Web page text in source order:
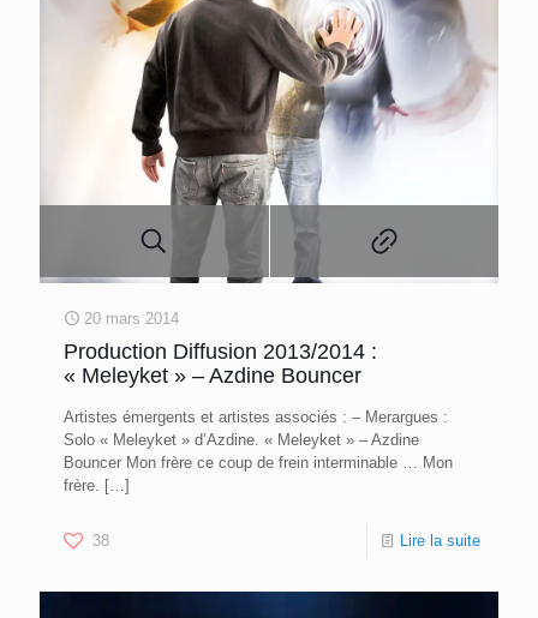
20 mars 2014
Production Diffusion 2013/2014 :
« Meleyket » – Azdine Bouncer
Artistes émergents et artistes associés : – Merargues :
Solo « Meleyket » d’Azdine. « Meleyket » – Azdine
Bouncer Mon frère ce coup de frein interminable … Mon
frère.
[…]
38 Lire la suite